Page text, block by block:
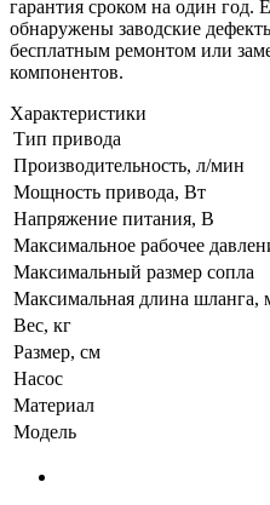
гарантия сроком на один год.
обнаружены заводские
бесплатным ремонтом или
компонентов.
Характеристики
Тип привода
Производительность, л/мин
Мощность привода, Вт
Напряжение питания, В
Максимальное рабочее
Максимальный размер сопла
Максимальная длина шланга,
Вес, кг
Размер, см
Насос
Материал
Модель